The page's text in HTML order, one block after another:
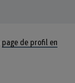
page de profil en